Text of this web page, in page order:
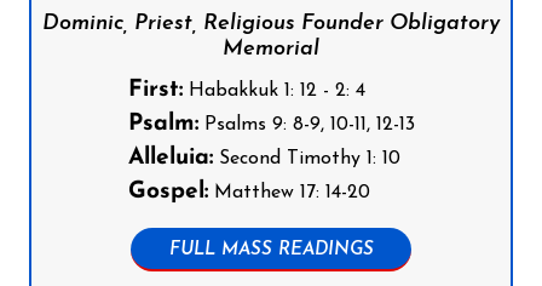
Dominic, Priest, Religious Founder Obligatory
Memorial
First:Habakkuk 1: 12 - 2: 4
Psalm:Psalms 9: 8-9, 10-11, 12-13
Alleluia:Second Timothy 1: 10
Gospel:Matthew 17: 14-20
FULL MASS READINGS